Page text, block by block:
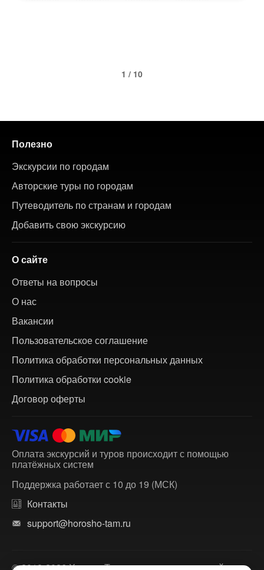
1 / 10
Полезно
Экскурсии по городам
Авторские туры по городам
Путеводитель по странам и городам
Добавить свою экскурсию
О сайте
Ответы на вопросы
О нас
Вакансии
Пользовательское соглашение
Политика обработки персональных данных
Политика обработки cookie
Договор оферты
Оплата экскурсий и туров происходит с помощью
платёжных систем
Поддержка работает с 10 до 19 (МСК)
Контакты
support@horosho-tam.ru